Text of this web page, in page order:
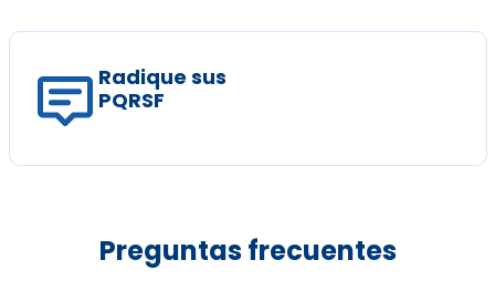
Radique sus
PQRSF
Preguntas frecuentes